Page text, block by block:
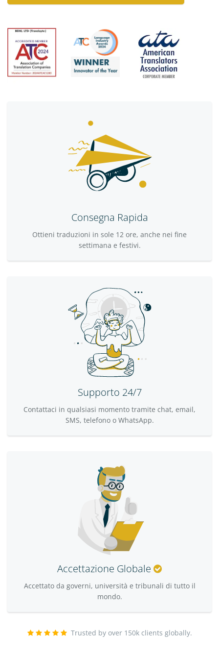
Consegna Rapida
Ottieni traduzioni in sole 12 ore, anche nei fine
settimana e festivi.
Supporto 24/7
Contattaci in qualsiasi momento tramite chat, email,
SMS, telefono o WhatsApp.
Accettazione Globale
Accettato da governi, università e tribunali di tutto il
mondo.
Trusted by over 150k clients globally.